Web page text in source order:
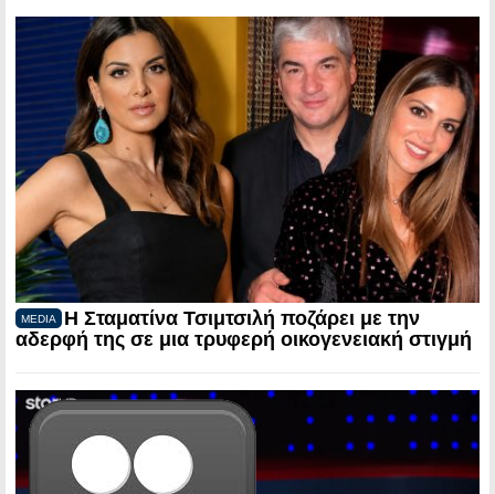
MEDIA
Η Σταματίνα Τσιμτσιλή ποζάρει με την
αδερφή της σε μια τρυφερή οικογενειακή στιγμή